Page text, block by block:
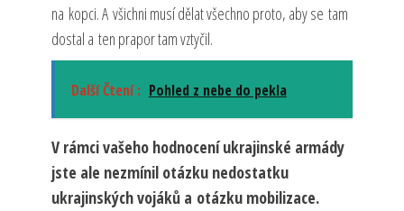
na kopci. A všichni musí dělat všechno proto, aby se tam
dostal a ten prapor tam vztyčil.
Další Čtení : Pohled z nebe do pekla
V rámci vašeho hodnocení ukrajinské armády
jste ale nezmínil otázku nedostatku
ukrajinských vojáků a otázku mobilizace.